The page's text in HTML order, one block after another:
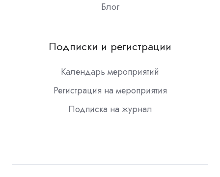
Блог
Подписки и регистрации
Календарь мероприятий
Регистрация на мероприятия
Подписка на журнал